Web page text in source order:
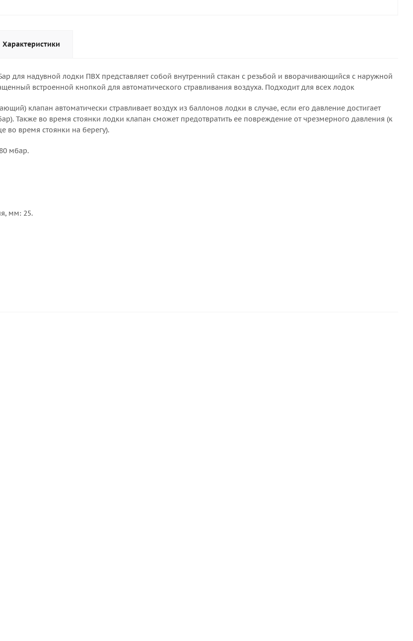
Характеристики
для надувной лодки ПВХ представляет собой внутренний стакан с резьбой и вворачивающийся с наружной
встроенной кнопкой для автоматического стравливания воздуха. Подходит для всех лодок
клапан автоматически стравливает воздух из баллонов лодки в случае, если его давление достигает
Также во время стоянки лодки клапан сможет предотвратить ее повреждение от чрезмерного давления (к
во время стоянки на берегу).
мбар.
мм: 25.